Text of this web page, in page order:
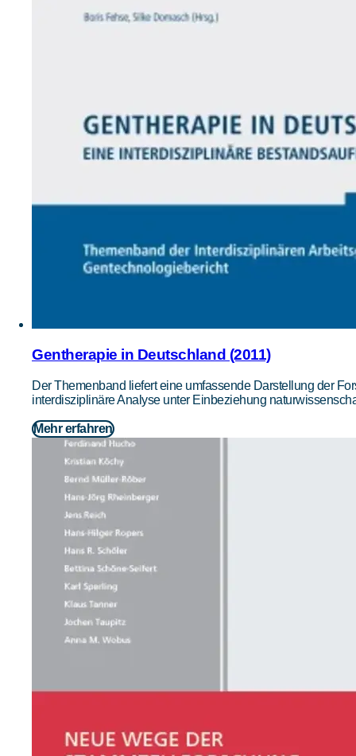
Gentherapie in Deutschland (2011)
Der Themenband liefert eine umfassende Darstellung der
interdisziplinäre Analyse unter Einbeziehung
Mehr erfahren